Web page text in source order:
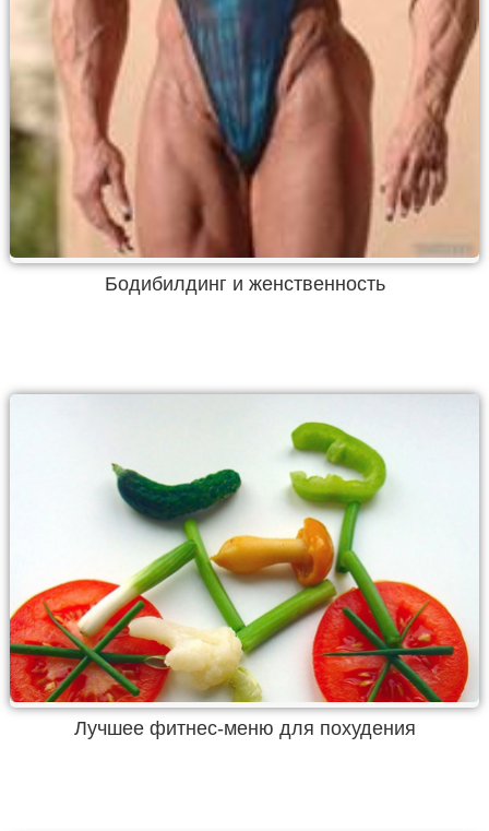
Бодибилдинг и женственность
Лучшее фитнес-меню для похудения